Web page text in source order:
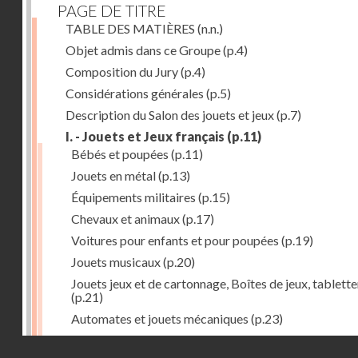
PAGE DE TITRE
TABLE DES MATIÈRES (n.n.)
Objet admis dans ce Groupe(p.4)
Composition du Jury(p.4)
Considérations générales (p.5)
Description du Salon des jouets et jeux(p.7)
I. - Jouets et Jeux français (p.11)
Bébés et poupées (p.11)
Jouets en métal(p.13)
Équipements militaires (p.15)
Chevaux et animaux(p.17)
Voitures pour enfants et pour poupées (p.19)
Jouets musicaux(p.20)
Jouets jeux et de cartonnage, Boîtes de jeux,
(p.21)
Automates et jouets mécaniques (p.23)
Jouets en caoutchouc(p.25)